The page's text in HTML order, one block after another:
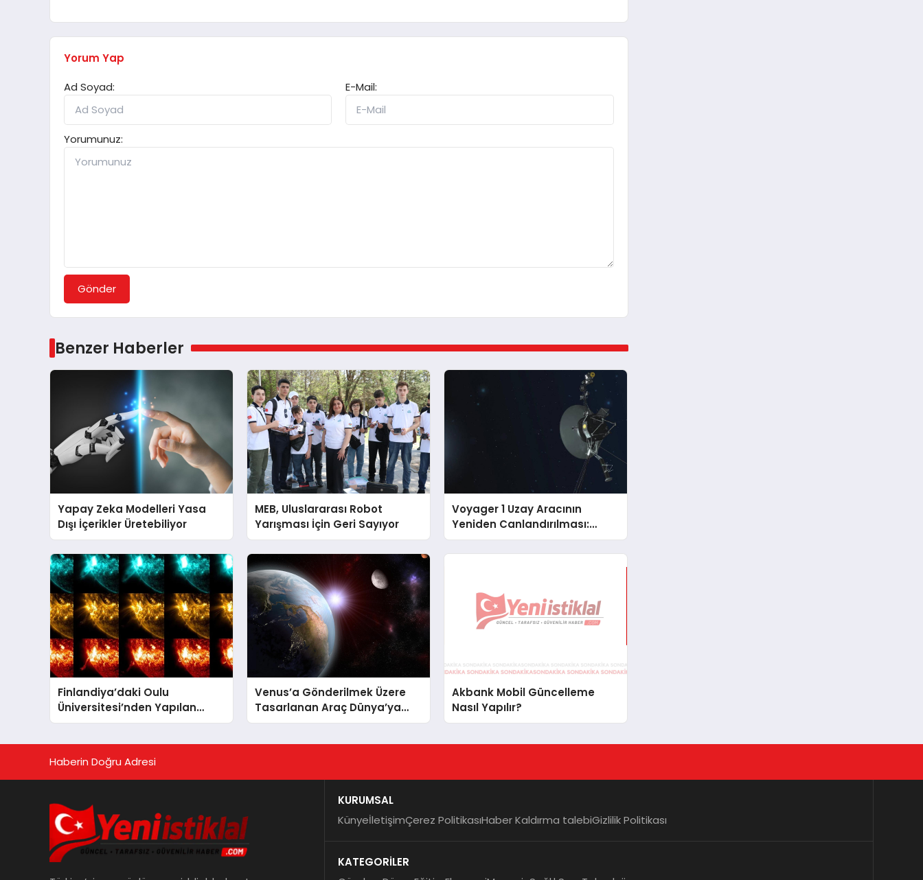
Yorum Yap
Ad Soyad:
E-Mail:
Yorumunuz:
Gönder
Benzer Haberler
Yapay Zeka Modelleri Yasa
Dışı İçerikler Üretebiliyor
MEB, Uluslararası Robot
Yarışması İçin Geri Sayıyor
Voyager 1 Uzay Aracının
Yeniden Canlandırılması:
NASA’nın Riskli Kararı
Finlandiya’daki Oulu
Üniversitesi’nden Yapılan
Araştırmaya Göre Milattan
Venus’a Gönderilmek Üzere
Tasarlanan Araç Dünya’ya
Düştü
Akbank Mobil Güncelleme
Nasıl Yapılır?
Haberin Doğru Adresi
KURUMSAL
KünyeİletişimÇerez PolitikasıHaber Kaldırma talebiGizlilik Politikası
KATEGORİLER